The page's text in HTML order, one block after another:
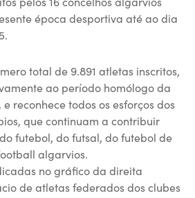
época desportiva até ao dia
total de 9.891 atletas inscritos,
ao período homólogo da
reconhece todos os esforços dos
que continuam a contribuir
futebol, do futsal, do futebol de
algarvios.
no gráfico da direita
de atletas federados dos clubes